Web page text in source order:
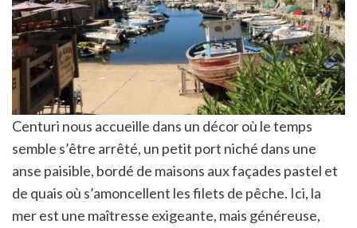
Centuri nous accueille dans un décor où le temps
semble s’être arrêté, un petit port niché dans une
anse paisible, bordé de maisons aux façades pastel et
de quais où s’amoncellent les filets de pêche. Ici, la
mer est une maîtresse exigeante, mais généreuse,